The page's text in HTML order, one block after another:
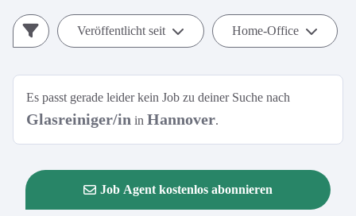
Veröffentlicht seit Home-Office
Es passt gerade leider kein Job zu deiner Suche nach
Glasreiniger/in in Hannover.
Job Agent kostenlos abonnieren